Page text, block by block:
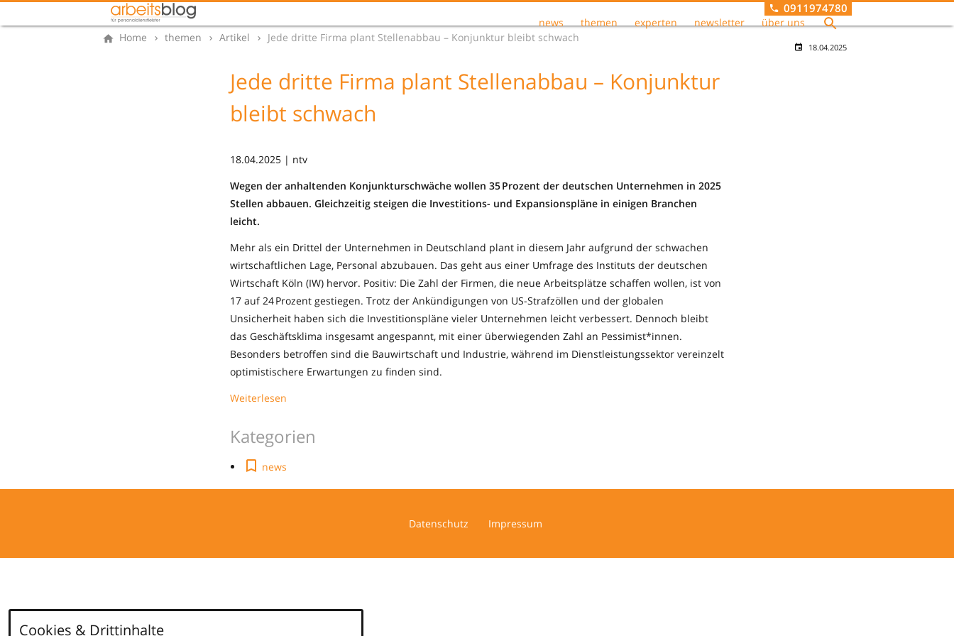
news themen experten newsletter über uns
0911974780
Home themen Artikel Jede dritte Firma plant Stellenabbau – Konjunktur bleibt schwach
18.04.2025
Jede dritte Firma plant Stellenabbau – Konjunktur
bleibt schwach
18.04.2025 | ntv
Wegen der anhaltenden Konjunkturschwäche wollen 35 Prozent der deutschen Unternehmen in 2025
Stellen abbauen. Gleichzeitig steigen die Investitions- und Expansionspläne in einigen Branchen
leicht.
Mehr als ein Drittel der Unternehmen in Deutschland plant in diesem Jahr aufgrund der schwachen
wirtschaftlichen Lage, Personal abzubauen. Das geht aus einer Umfrage des Instituts der deutschen
Wirtschaft Köln (IW) hervor. Positiv: Die Zahl der Firmen, die neue Arbeitsplätze schaffen wollen, ist von
17 auf 24 Prozent gestiegen. Trotz der Ankündigungen von US-Strafzöllen und der globalen
Unsicherheit haben sich die Investitionspläne vieler Unternehmen leicht verbessert. Dennoch bleibt
das Geschäftsklima insgesamt angespannt, mit einer überwiegenden Zahl an Pessimist*innen.
Besonders betroffen sind die Bauwirtschaft und Industrie, während im Dienstleistungssektor vereinzelt
optimistischere Erwartungen zu finden sind.
Weiterlesen
Kategorien
news
Datenschutz Impressum
Cookies & Drittinhalte